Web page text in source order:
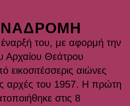
του, με αφορμή την
Αρχαίου Θεάτρου
εικοσιτέσσερις αιώνες
αρχές του 1957. Η πρώτη
στις 8